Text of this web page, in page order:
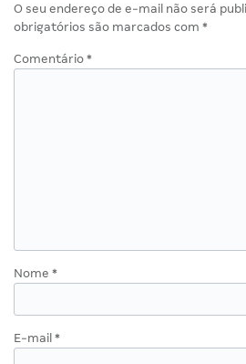
O seu endereço de e-mail não será
obrigatórios são marcados com *
Comentário *
Nome *
E-mail *